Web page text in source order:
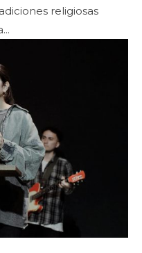
religiosas